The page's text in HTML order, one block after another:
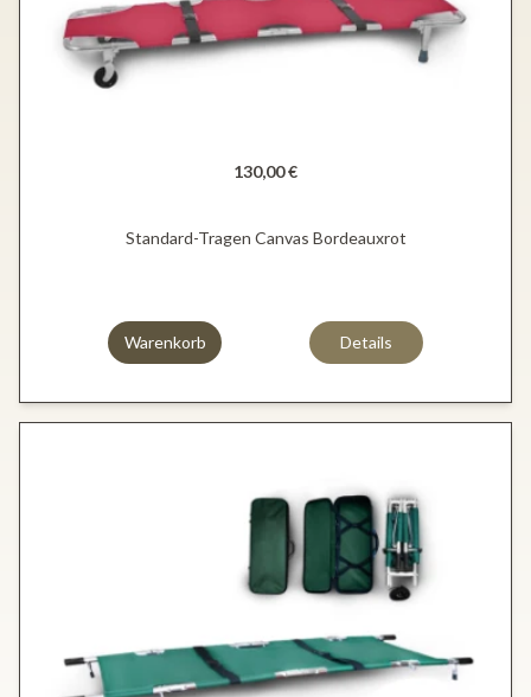
130,00 €
Standard-Tragen Canvas Bordeauxrot
Warenkorb Details